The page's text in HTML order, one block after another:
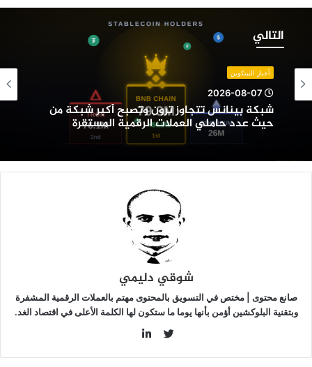
التالي
وتصبح
أكبر
شبكة
حاملي
العملات
أخبار البيتكوين
2026-08-07
شبكة بينانس تتجاوز ترون وتصبح أكبر شبكة من
حيث عدد حاملي العملات الرقمية المستقرة
شوقي دليمي
صانع محتوى | مختص في التسويق بالمحتوى مهتم بالعملات الرقمية المشفرة
وبتقنية البلوكشين أؤمن بأنها يوما ما ستكون لها الكلمة الأعلى في اقتصاد الغد.